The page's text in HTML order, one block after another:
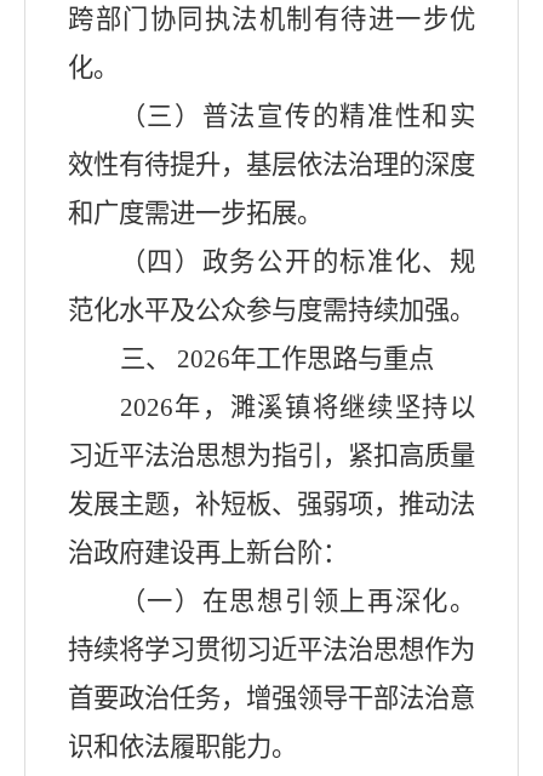
跨部门协同执法机制有待进一步优
化。
（三）普法宣传的精准性和实
效性有待提升，基层依法治理的深度
和广度需进一步拓展。
（四）政务公开的标准化、规
范化水平及公众参与度需持续加强。
三、
2026年工作思路与重点
2026年，濉溪镇将继续坚持以
习近平法治思想为指引，紧扣高质量
发展主题，补短板、强弱项，推动法
治政府建设再上新台阶：
（一）在思想引领上再深化。
持续将学习贯彻习近平法治思想作为
首要政治任务，增强领导干部法治意
识和依法履职能力。